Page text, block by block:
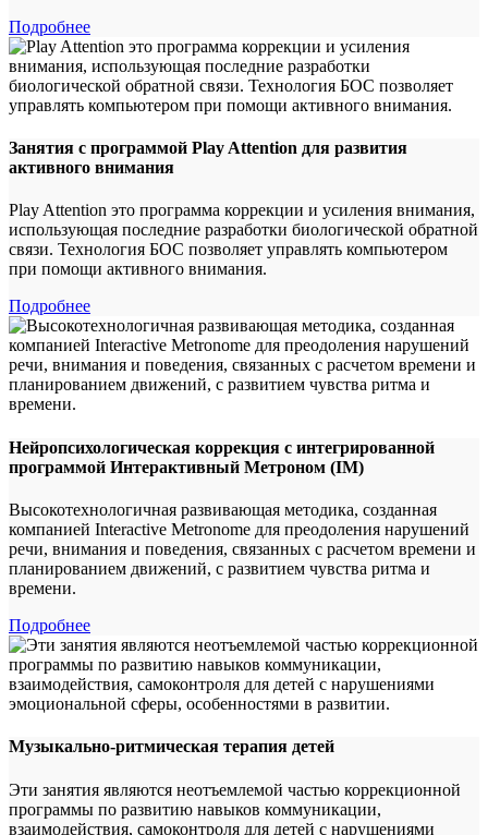
Подробнее
Занятия с программой Play Attention для развития
активного внимания
Play Attention это программа коррекции и усиления внимания,
использующая последние разработки биологической обратной
связи. Технология БОС позволяет управлять компьютером
при помощи активного внимания.
Подробнее
Нейропсихологическая коррекция с интегрированной
программой Интерактивный Метроном (IM)
Высокотехнологичная развивающая методика, созданная
компанией Interactive Metronome для преодоления нарушений
речи, внимания и поведения, связанных с расчетом времени и
планированием движений, с развитием чувства ритма и
времени.
Подробнее
Музыкально-ритмическая терапия детей
Эти занятия являются неотъемлемой частью коррекционной
программы по развитию навыков коммуникации,
взаимодействия, самоконтроля для детей с нарушениями